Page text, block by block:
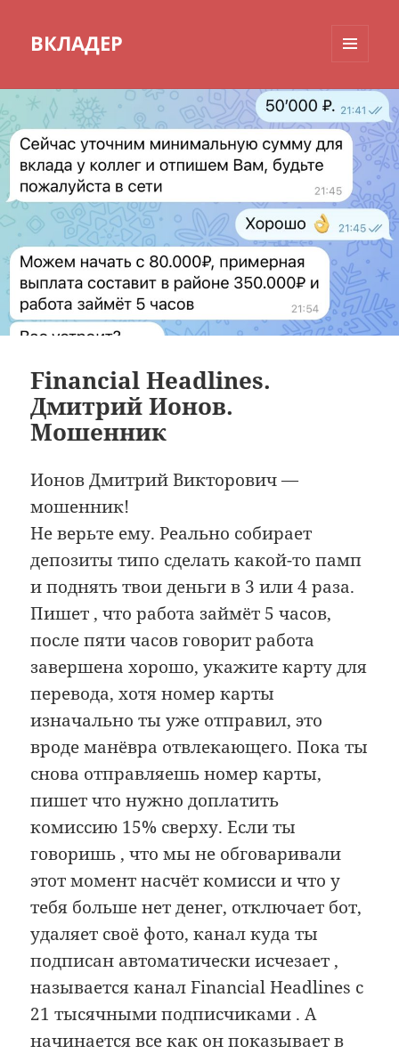
ВКЛАДЕР
ВИДЖЕТЫ
Financial Headlines.
Дмитрий Ионов.
Мошенник
Ионов Дмитрий Викторович —
мошенник!
Не верьте ему. Реально собирает
депозиты типо сделать какой-то памп
и поднять твои деньги в 3 или 4 раза.
Пишет , что работа займёт 5 часов,
после пяти часов говорит работа
завершена хорошо, укажите карту для
перевода, хотя номер карты
изначально ты уже отправил, это
вроде манёвра отвлекающего. Пока ты
снова отправляешь номер карты,
пишет что нужно доплатить
комиссию 15% сверху. Если ты
говоришь , что мы не обговаривали
этот момент насчёт комисси и что у
тебя больше нет денег, отключает бот,
удаляет своё фото, канал куда ты
подписан автоматически исчезает ,
называется канал Financial Headlines с
21 тысячными подписчиками . А
начинается все как он показывает в